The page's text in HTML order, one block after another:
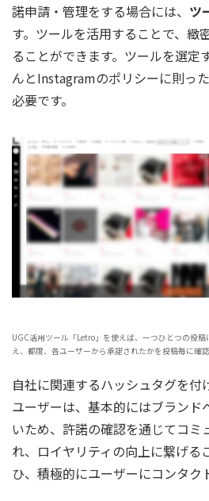
諾申請・管理をする場合には、 ツ
す。ツールを活用することで、緻
ることができます。ツールを選定
んとInstagramのポリシーに則っ
必要です。
UGC活用ツール「Letro」を使えば、一つひとつの投
え、都度、各ユーザーから承諾されたかを投稿毎に確
自社に関連するハッシュタグを付
ユーザーは、基本的にはブランド
いため、許諾の確認を通じてコミ
れ、ロイヤリティの向上に繋げる
ひ、積極的にユーザーにコンタク